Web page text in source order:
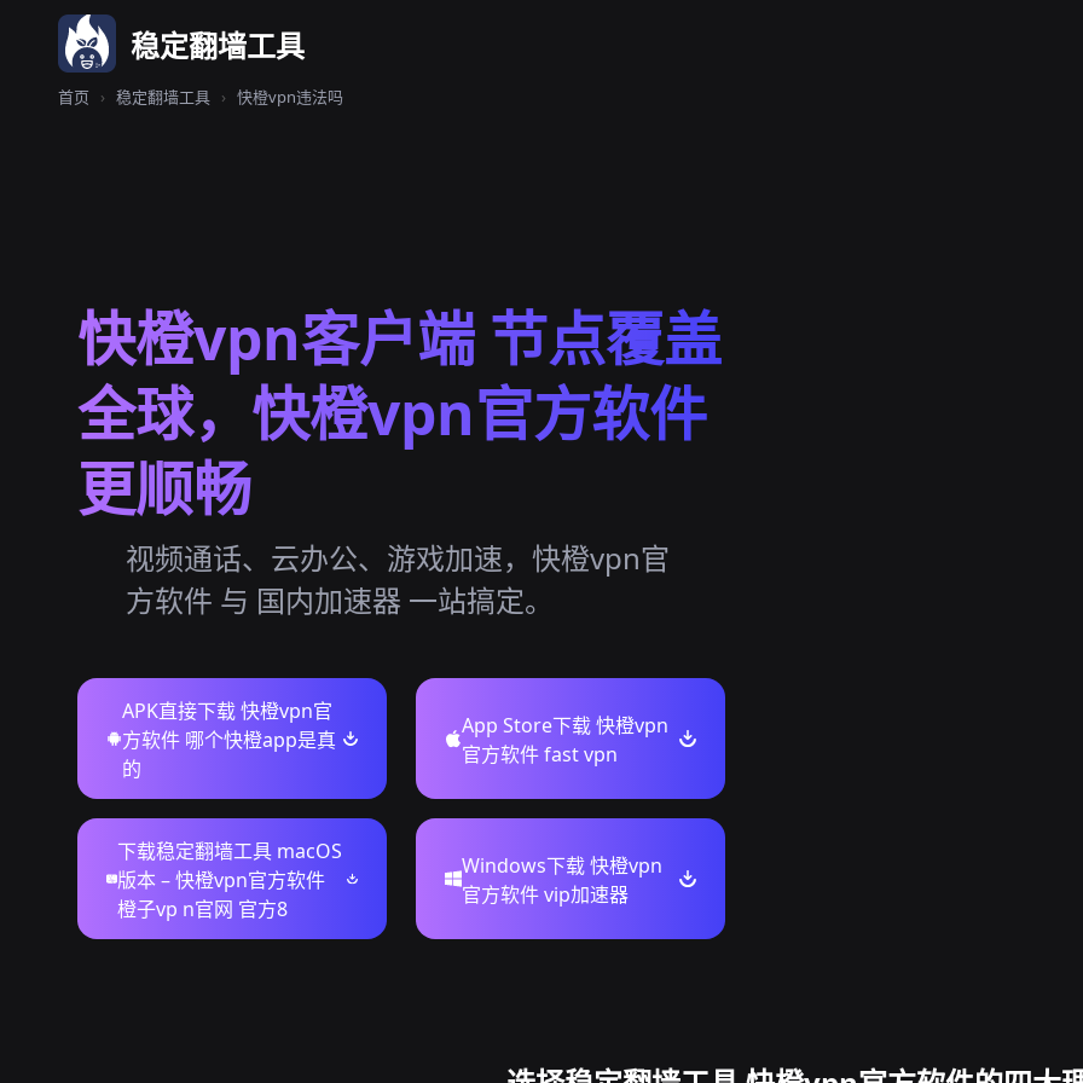
稳定翻墙工具
首页 › 稳定翻墙工具 › 快橙vpn违法吗
快橙vpn客户端 节点覆盖
全球，快橙vpn官方软件
更顺畅
视频通话、云办公、游戏加速，快橙vpn官
方软件 与 国内加速器 一站搞定。
APK直接下载 快橙vpn官
方软件 哪个快橙app是真
的
App Store下载 快橙vpn
官方软件 fast vpn
下载稳定翻墙工具 macOS
版本 – 快橙vpn官方软件
橙子vp n官网 官方8
Windows下载 快橙vpn
官方软件 vip加速器